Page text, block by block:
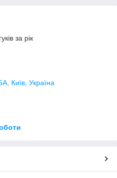
за рік
Київ, Україна